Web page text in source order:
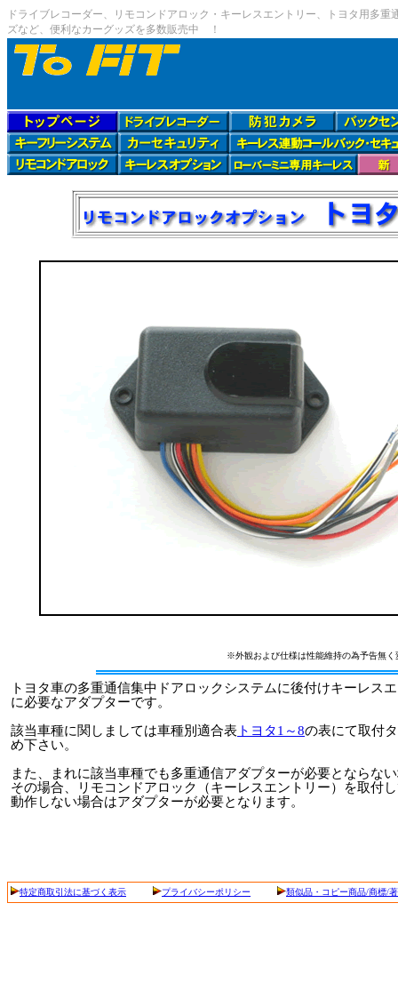
ドライブレコーダー、リモコンドアロック・キーレスエントリー、トヨタ用多
ズなど、便利なカーグッズを多数販売中 ！
※外観および仕様は性能維持の為予告無く
トヨタ車の多重通信集中ドアロックシステムに後付けキーレス
に必要なアダプターです。
該当車種に関しましては車種別適合表 トヨタ1～8の表にて取付
め下さい。
また、まれに該当車種でも多重通信アダプターが必要とならな
その場合、リモコンドアロック（キーレスエントリー）を取付
動作しない場合はアダプターが必要となります。
特定商取引法に基づく表示 プライバシーポリシー 類似品・コピー商品/商標/